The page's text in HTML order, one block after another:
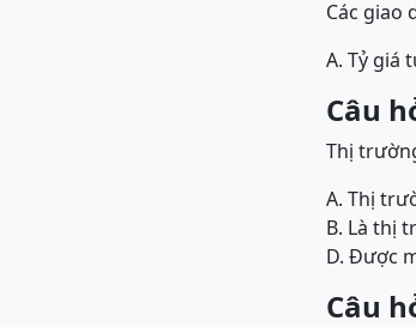
Các giao
A. Tỷ giá
Câu
Thị
A. Thị
B. Là thị
D. Được
Câu